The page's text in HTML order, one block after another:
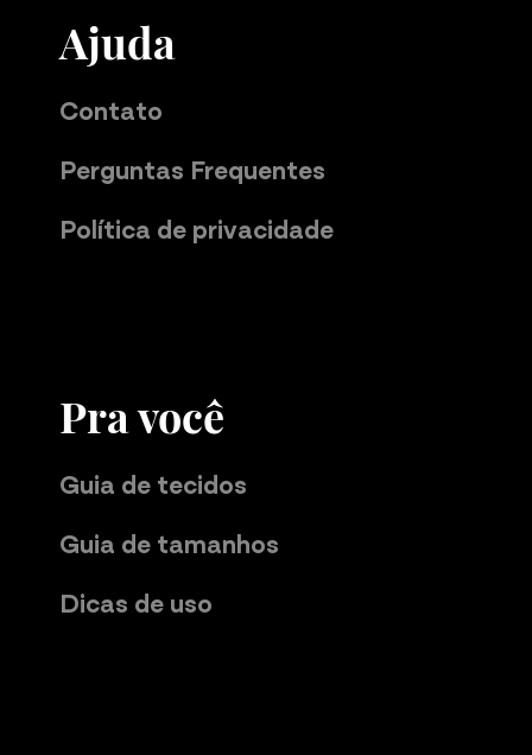
Ajuda
Contato
Perguntas Frequentes
Política de privacidade
Pra você
Guia de tecidos
Guia de tamanhos
Dicas de uso